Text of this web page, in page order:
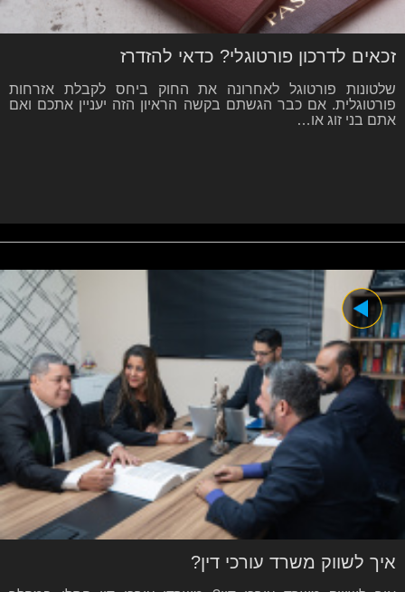
זכאים לדרכון פורטוגלי? כדאי להזדרז
שלטונות פורטוגל לאחרונה את החוק ביחס לקבלת אזרחות
פורטוגלית. אם כבר הגשתם בקשה הראיון הזה יעניין אתכם ואם
אתם בני זוג או…
איך לשווק משרד עורכי דין?